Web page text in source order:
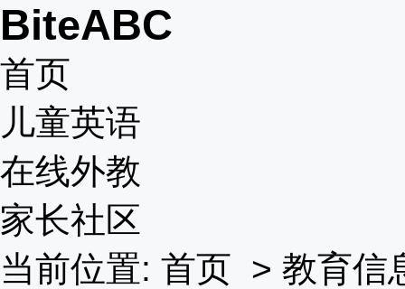
BiteABC
首页
儿童英语
在线外教
家长社区
当前位置: 首页 > 教育信